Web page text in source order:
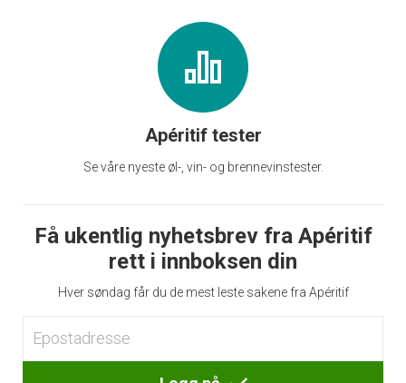
Apéritif tester
Se våre nyeste øl-, vin- og brennevinstester.
Få ukentlig nyhetsbrev fra Apéritif
rett i innboksen din
Hver søndag får du de mest leste sakene fra Apéritif